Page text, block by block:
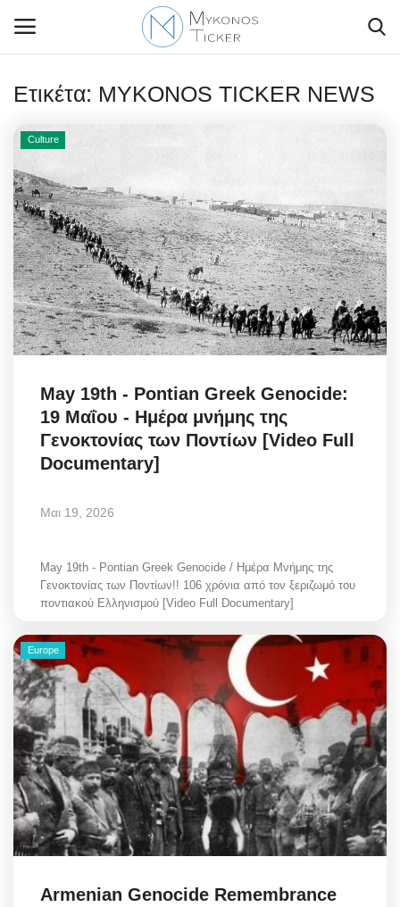
Contact Us
Politique
Business
Travel
World
Style Adorés
Entertainment
Arts & Culture
Mykonos Ticker TV
Sport
Health
Sustainability
In Pictures
Science & Tech
Ετικέτα: MYKONOS TICKER NEWS
Culture
May 19th - Pontian Greek Genocide:
19 Μαΐου - Ημέρα μνήμης της
Γενοκτονίας των Ποντίων [Video Full
Documentary]
Μαι 19, 2026
May 19th - Pontian Greek Genocide / Ημέρα Μνήμης της
Γενοκτονίας των Ποντίων!! 106 χρόνια από τον ξεριζωμό του
ποντιακού Ελληνισμού [Video Full Documentary]
Europe
Armenian Genocide Remembrance